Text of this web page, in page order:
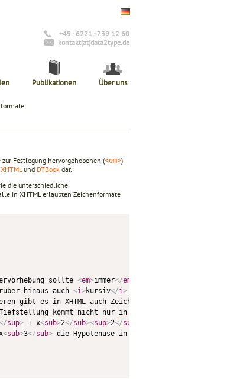
+49 - 6221 - 739 12 60
kontakt(at)data2type.de
Publikationen Über uns
zur Festlegung hervorgehobenen (<em>)
XHTML und DTBook dar.
die unterschiedliche
in XHTML erlaubten Zeichenformate
sollte <em>immer</em
hinaus auch <i>kursiv</i> oder
gibt es in XHTML auch Zeichenformate für
kommt nicht nur in Formeln vor.
sup> + x<sub>2</sub><sup>2</sup
<sub>3</sub> die Hypotenuse in einem rechtwinkligen